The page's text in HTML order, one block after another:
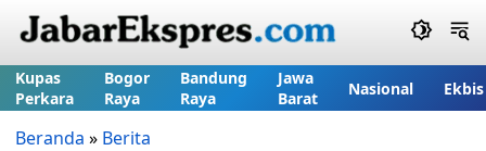
Kupas
Perkara
Bogor
Raya
Bandung
Raya
Jawa
Barat
Nasional Ekbis
Beranda » Berita